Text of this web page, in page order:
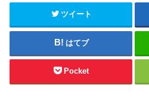
ツイート
はてブ
Pocket